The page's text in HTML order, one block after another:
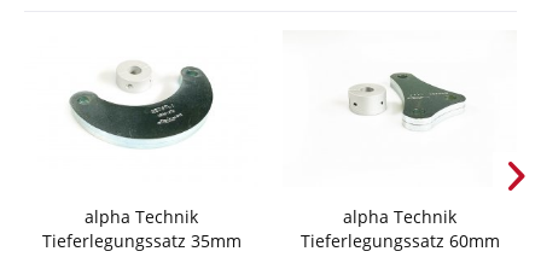
alpha Technik
Tieferlegungssatz 35mm
alpha Technik
Tieferlegungssatz 60mm